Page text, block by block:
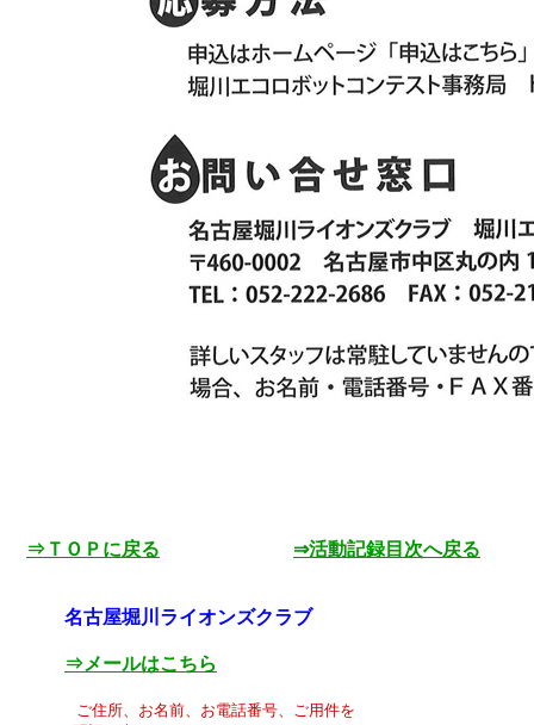
⇒ＴＯＰに戻る ⇒活動記録目次へ戻る
名古屋堀川ライオンズクラブ
⇒メールはこちら
ご住所、お名前、お電話番号、ご用件を